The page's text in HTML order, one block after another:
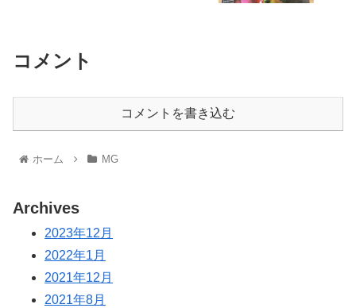
コメント
コメントを書き込む
ホーム MG
Archives
2023年12月
2022年1月
2021年12月
2021年8月